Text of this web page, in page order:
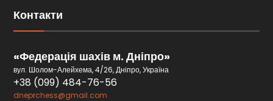
Контакти
«Федерація шахів м. Дніпро»
вул. Шолом-Алейхема, 4/26, Дніпро, Україна
+38 (099) 484-76-56
dneprchess@gmail.com